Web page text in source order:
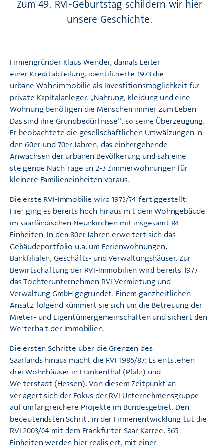
Zum 49. RVI-Geburtstag schildern wir hier
unsere Geschichte.
Firmengründer Klaus Wender, damals Leiter
einer Kreditabteilung, identifizierte 1973 die
urbane Wohnimmobilie als Investitionsmöglichkeit für
private Kapitalanleger. „Nahrung, Kleidung und eine
Wohnung benötigen die Menschen immer zum Leben.
Das sind ihre Grundbedürfnisse“, so seine Überzeugung.
Er beobachtete die gesellschaftlichen Umwälzungen in
den 60er und 70er Jahren, das einhergehende
Anwachsen der urbanen Bevölkerung und sah eine
steigende Nachfrage an 2-3 Zimmerwohnungen für
kleinere Familieneinheiten voraus.
Die erste RVI-Immobilie wird 1973/74 fertiggestellt:
Hier ging es bereits hoch hinaus mit dem Wohngebäude
im saarländischen Neunkirchen mit insgesamt 84
Einheiten. In den 80er Jahren erweitert sich das
Gebäudeportfolio u.a. um Ferienwohnungen,
Bankfilialen, Geschäfts- und Verwaltungshäuser. Zur
Bewirtschaftung der RVI-Immobilien wird bereits 1977
das Tochterunternehmen RVI Vermietung und
Verwaltung GmbH gegründet. Einem ganzheitlichen
Ansatz folgend kümmert sie sich um die Betreuung der
Mieter- und Eigentümergemeinschaften und sichert den
Werterhalt der Immobilien.
Die ersten Schritte über die Grenzen des
Saarlands hinaus macht die RVI 1986/87: Es entstehen
drei Wohnhäuser in Frankenthal (Pfalz) und
Weiterstadt (Hessen). Von diesem Zeitpunkt an
verlagert sich der Fokus der RVI Unternehmensgruppe
auf umfangreichere Projekte im Bundesgebiet. Den
bedeutendsten Schritt in der Firmenentwicklung tut die
RVI 2003/04 mit dem Frankfurter Saar Karree. 365
Einheiten werden hier realisiert, mit einer